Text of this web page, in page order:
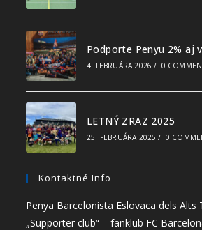
Podporte Penyu 2% aj
4. FEBRUÁRA 2026 / 0
LETNÝ ZRAZ 2025
25. FEBRUÁRA 2025 / 0
Kontaktné Info
Penya Barcelonista Eslovaca dels
„Supporter club“ – fanklub FC